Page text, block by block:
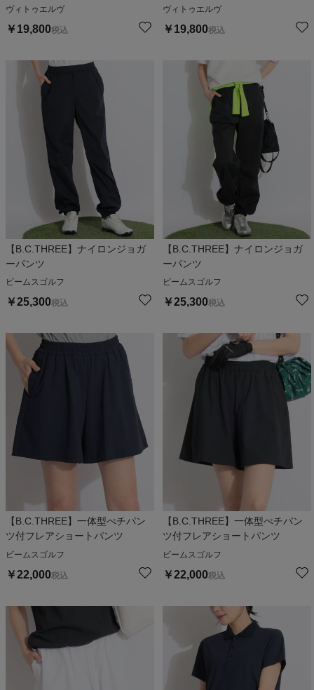
ヴィトゥエルヴ
￥ 19,800税込
ヴィトゥエルヴ
￥ 19,800税込
【B.C.THREE】ナイロンジョガ
ーパンツ
ビームスゴルフ
￥25,300税込
【B.C.THREE】ナイロンジョガ
ーパンツ
ビームスゴルフ
￥25,300税込
【B.C.THREE】一体型ぺチパン
ツ付フレアショートパンツ
ビームスゴルフ
￥22,000税込
【B.C.THREE】一体型ぺチパン
ツ付フレアショートパンツ
ビームスゴルフ
￥22,000税込